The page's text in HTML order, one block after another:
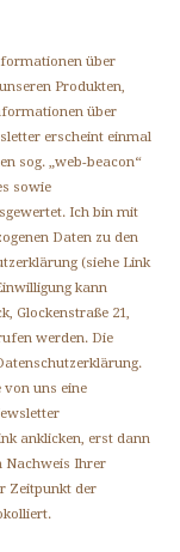
über
Produkten,
über
erscheint einmal
sog. „web-beacon“
sowie
Ich bin mit
Daten zu den
(siehe Link
kann
Glockenstraße 21,
werden. Die
von uns eine
anklicken, erst dann
Nachweis Ihrer
Zeitpunkt der